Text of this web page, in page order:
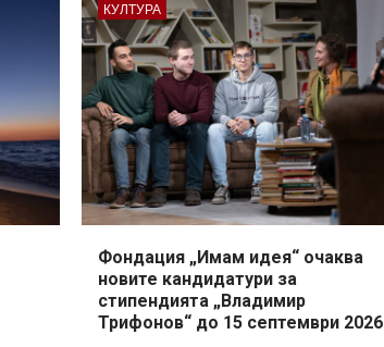
КУЛТУРА
Фондация „Имам идея“ очаква
новите кандидатури за
стипендията „Владимир
Трифонов“ до 15 септември 2026